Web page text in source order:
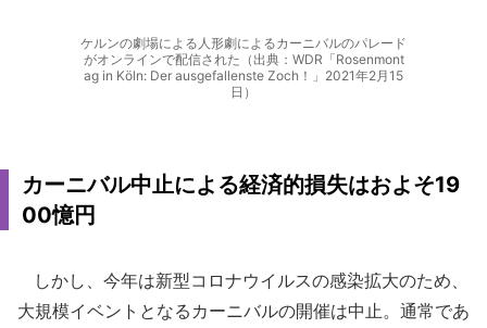
ケルンの劇場による人形劇によるカーニバルのパレード
がオンラインで配信された（出典：WDR「Rosenmont
ag in Köln: Der ausgefallenste Zoch！」2021年2月15
日）
カーニバル中止による経済的損失はおよそ19
00憶円
しかし、今年は新型コロナウイルスの感染拡大のため、
大規模イベントとなるカーニバルの開催は中止。通常であ